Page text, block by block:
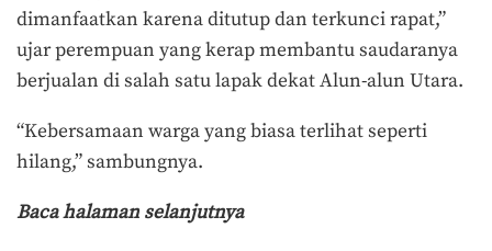
dimanfaatkan karena ditutup dan terkunci rapat,”
ujar perempuan yang kerap membantu saudaranya
berjualan di salah satu lapak dekat Alun-alun Utara.
“Kebersamaan warga yang biasa terlihat seperti
hilang,” sambungnya.
Baca halaman selanjutnya